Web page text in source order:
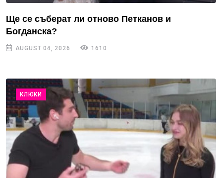
Ще се съберат ли отново Петканов и
Богданска?
AUGUST 04, 2026 1610
КЛЮКИ